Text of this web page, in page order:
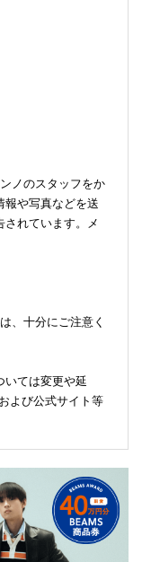
ノのスタッフをか
報や写真などを送
されています。メ
、十分にご注意く
ては変更や延
よび公式サイト等